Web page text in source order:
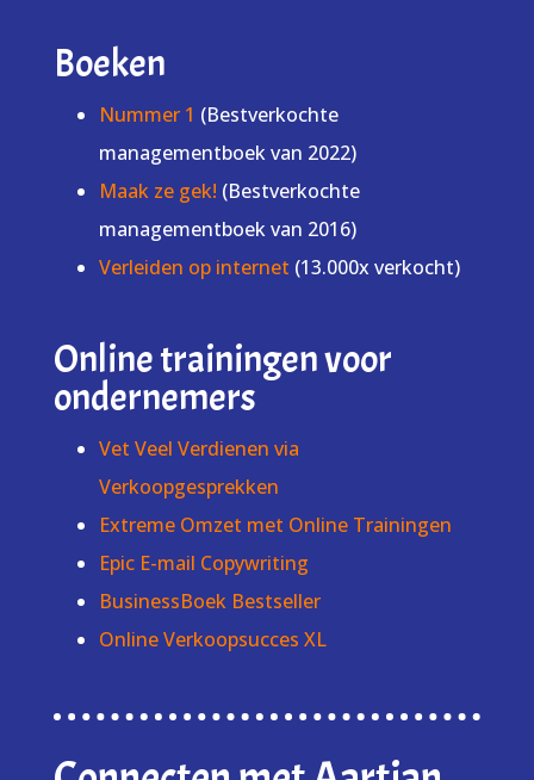
Boeken
Nummer 1 (Bestverkochte
managementboek van 2022)
Maak ze gek! (Bestverkochte
managementboek van 2016)
Verleiden op internet (13.000x verkocht)
Online trainingen voor
ondernemers
Vet Veel Verdienen via
Verkoopgesprekken
Extreme Omzet met Online Trainingen
Epic E-mail Copywriting
BusinessBoek Bestseller
Online Verkoopsucces XL